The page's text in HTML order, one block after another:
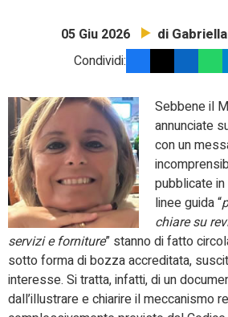
05 Giu 2026 di
Condividi:
Sebbene il
annunciate
con un
pubblicate
linee guida “
chiare su
servizi e forniture” stanno di fatto
sotto forma di bozza accreditata,
interesse. Si tratta, infatti, di un
dall’illustrare e chiarire il meccanismo